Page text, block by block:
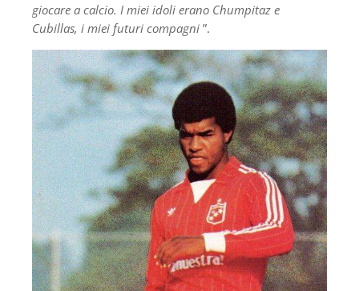
giocare a calcio. I miei idoli erano Chumpitaz e
Cubillas, i miei futuri compagni ”.